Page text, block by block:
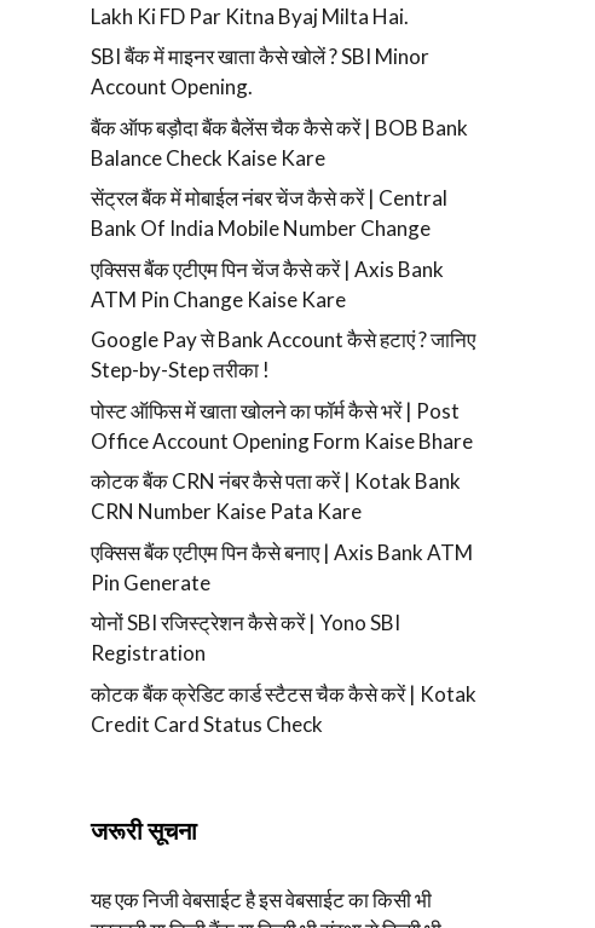
Lakh Ki FD Par Kitna Byaj Milta Hai.
SBI बैंक में माइनर खाता कैसे खोलें ? SBI Minor
Account Opening.
बैंक ऑफ बड़ौदा बैंक बैलेंस चैक कैसे करें | BOB Bank
Balance Check Kaise Kare
सेंट्रल बैंक में मोबाईल नंबर चेंज कैसे करें | Central
Bank Of India Mobile Number Change
एक्सिस बैंक एटीएम पिन चेंज कैसे करें | Axis Bank
ATM Pin Change Kaise Kare
Google Pay से Bank Account कैसे हटाएं ? जानिए
Step-by-Step तरीका !
पोस्ट ऑफिस में खाता खोलने का फॉर्म कैसे भरें | Post
Office Account Opening Form Kaise Bhare
कोटक बैंक CRN नंबर कैसे पता करें | Kotak Bank
CRN Number Kaise Pata Kare
एक्सिस बैंक एटीएम पिन कैसे बनाए | Axis Bank ATM
Pin Generate
योनों SBI रजिस्ट्रेशन कैसे करें | Yono SBI
Registration
कोटक बैंक क्रेडिट कार्ड स्टैटस चैक कैसे करें | Kotak
Credit Card Status Check
जरूरी सूचना
यह एक निजी वेबसाईट है इस वेबसाईट का किसी भी